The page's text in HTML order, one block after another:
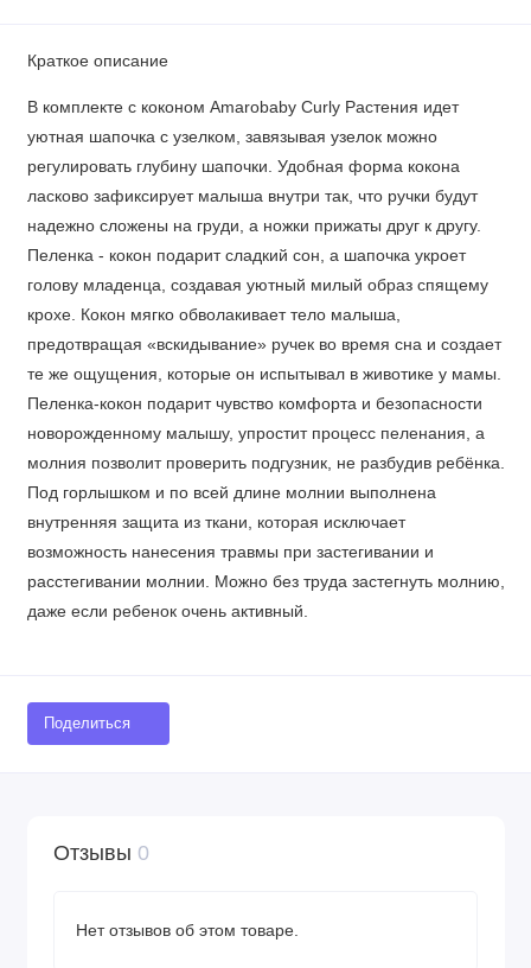
Краткое описание
В комплекте с коконом Amarobaby Curly Растения идет
уютная шапочка с узелком, завязывая узелок можно
регулировать глубину шапочки. Удобная форма кокона
ласково зафиксирует малыша внутри так, что ручки будут
надежно сложены на груди, а ножки прижаты друг к другу.
Пеленка - кокон подарит сладкий сон, а шапочка укроет
голову младенца, создавая уютный милый образ спящему
крохе. Кокон мягко обволакивает тело малыша,
предотвращая «вскидывание» ручек во время сна и создает
те же ощущения, которые он испытывал в животике у мамы.
Пеленка-кокон подарит чувство комфорта и безопасности
новорожденному малышу, упростит процесс пеленания, а
молния позволит проверить подгузник, не разбудив ребёнка.
Под горлышком и по всей длине молнии выполнена
внутренняя защита из ткани, которая исключает
возможность нанесения травмы при застегивании и
расстегивании молнии. Можно без труда застегнуть молнию,
даже если ребенок очень активный.
Поделиться
Отзывы 0
Нет отзывов об этом товаре.